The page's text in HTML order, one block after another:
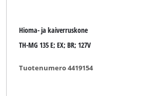
Hioma- ja kaiverruskone
TH-MG 135 E; EX; BR; 127V
Tuotenumero 4419154